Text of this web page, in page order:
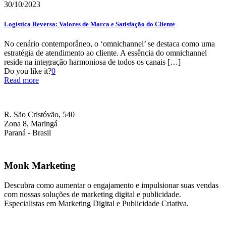
30/10/2023
Logística Reversa: Valores de Marca e Satisfação do Cliente
No cenário contemporâneo, o ‘omnichannel’ se destaca como uma
estratégia de atendimento ao cliente. A essência do omnichannel
reside na integração harmoniosa de todos os canais […]
Do you like it?0
Read more
R. São Cristóvão, 540
Zona 8, Maringá
Paraná - Brasil
Monk Marketing
Descubra como aumentar o engajamento e impulsionar suas vendas
com nossas soluções de marketing digital e publicidade.
Especialistas em Marketing Digital e Publicidade Criativa.